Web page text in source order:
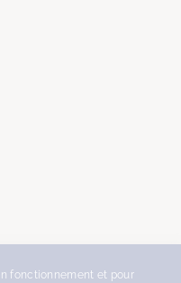
fonctionnement et pour